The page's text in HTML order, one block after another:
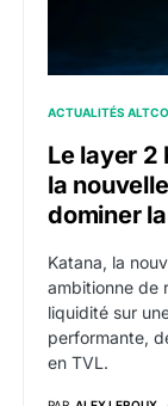
ACTUALITÉS
Le layer 2
la
dominer
Katana, la
ambitionne de
liquidité sur
performante,
en TVL.